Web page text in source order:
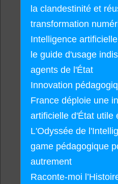
la clandestinité et
transformation
Intelligence
le guide d'usage
agents de l'État
Innovation
France déploie une
artificielle d'État utile
L'Odyssée de
game pédagogique
autrement
Raconte-moi